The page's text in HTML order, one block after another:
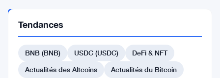
DU BITCOIN
prix
Tendances
BNB (BNB) USDC (USDC)
DeFi & NFT
Actualités des Altcoins
Actualités du Bitcoin